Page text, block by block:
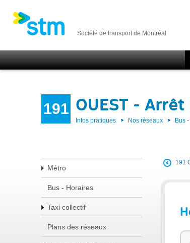
Société de transport de Montréal
191 OUEST -
Infos pratiques Nos réseaux Bus
Métro
Bus - Horaires
Taxi collectif
Plans des réseaux
191